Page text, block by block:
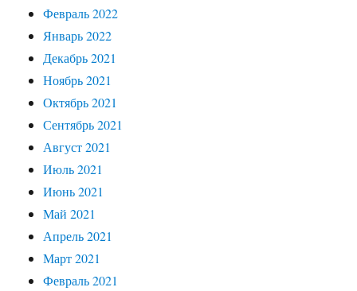
Февраль 2022
Январь 2022
Декабрь 2021
Ноябрь 2021
Октябрь 2021
Сентябрь 2021
Август 2021
Июль 2021
Июнь 2021
Май 2021
Апрель 2021
Март 2021
Февраль 2021